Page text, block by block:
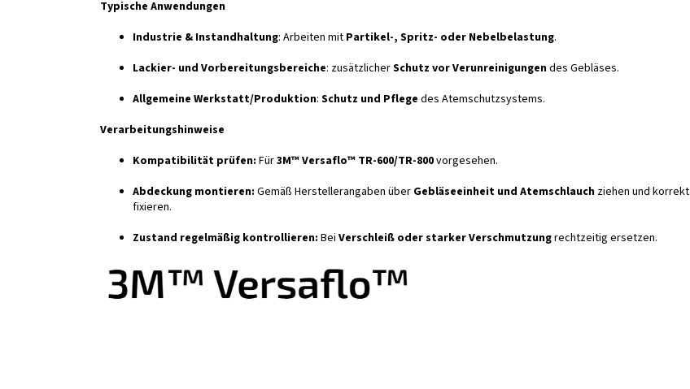
Typische Anwendungen
Industrie & Instandhaltung: Arbeiten mit Partikel-, Spritz- oder Nebelbelastung.
Lackier- und Vorbereitungsbereiche: zusätzlicherSchutz vor Verunreinigungendes Gebläses.
Allgemeine Werkstatt/Produktion: Schutz und Pflege des Atemschutzsystems.
Verarbeitungshinweise
Kompatibilität prüfen: Für3M™ Versaflo™ TR-600/TR-800vorgesehen.
Abdeckung montieren: Gemäß Herstellerangaben über Gebläseeinheit und Atemschlauch ziehen und korrekt
fixieren.
Zustand regelmäßig kontrollieren: Bei Verschleiß oder starker Verschmutzungrechtzeitig ersetzen.